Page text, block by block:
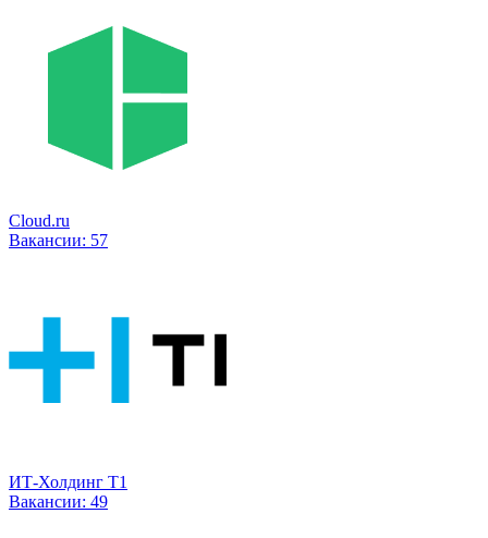
Cloud.ru
Вакансии: 57
ИТ-Холдинг Т1
Вакансии: 49